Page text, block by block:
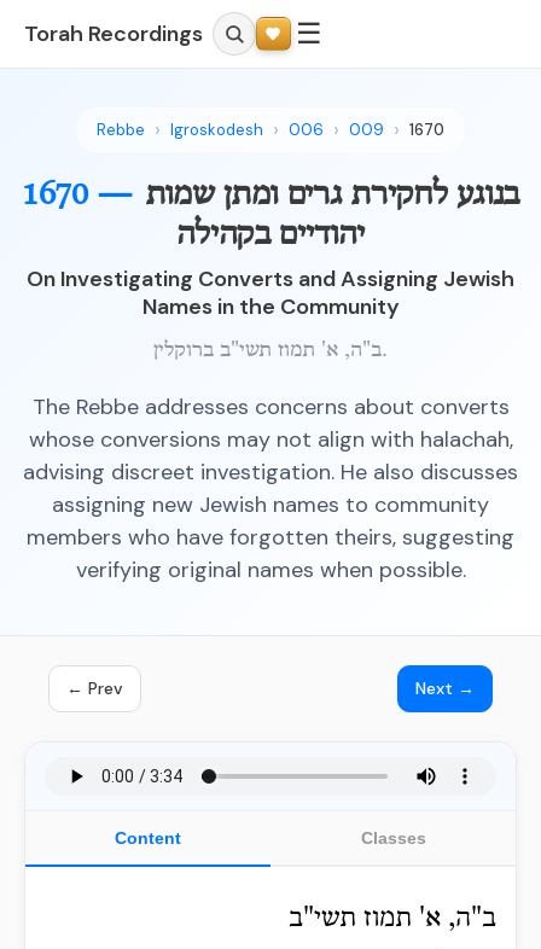
Torah Recordings ☰
Rebbe Igroskodesh 006 009 1670
1670 — בנוגע לחקירת גרים ומתן שמות
יהודיים בקהילה
On Investigating Converts and Assigning Jewish
Names in the Community
ב"ה, א' תמוז תשי"ב ברוקלין.
The Rebbe addresses concerns about converts
whose conversions may not align with halachah,
advising discreet investigation. He also discusses
assigning new Jewish names to community
members who have forgotten theirs, suggesting
verifying original names when possible.
← Prev Next →
Content Classes
ב"ה, א' תמוז תשי"ב